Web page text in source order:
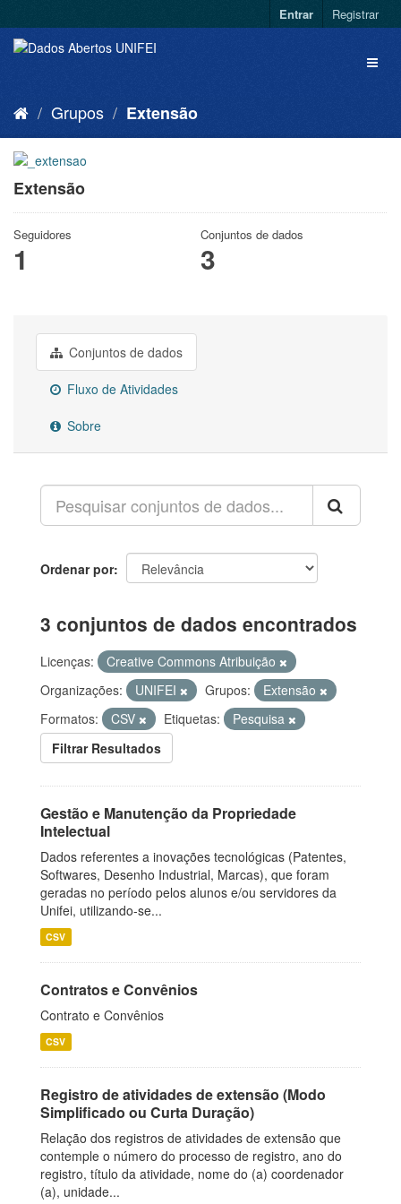
Entrar Registrar
Grupos Extensão
Extensão
Seguidores
1
Conjuntos de dados
3
Conjuntos de dados
Fluxo de Atividades
Sobre
Ordenar por
3 conjuntos de dados encontrados
Licenças:
Creative Commons Atribuição
Organizações:
UNIFEI Grupos:
Extensão
Formatos:
CSV Etiquetas:
Pesquisa
Filtrar Resultados
Gestão e Manutenção da Propriedade
Intelectual
Dados referentes a inovações tecnológicas (Patentes,
Softwares, Desenho Industrial, Marcas), que foram
geradas no período pelos alunos e/ou servidores da
Unifei, utilizando-se...
CSV
Contratos e Convênios
Contrato e Convênios
CSV
Registro de atividades de extensão (Modo
Simplificado ou Curta Duração)
Relação dos registros de atividades de extensão que
contemple o número do processo de registro, ano do
registro, título da atividade, nome do (a) coordenador
(a), unidade...